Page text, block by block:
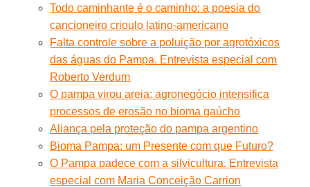
Todo caminhante é o caminho: a poesia do
cancioneiro crioulo latino-americano
Falta controle sobre a poluição por agrotóxicos
das águas do Pampa. Entrevista especial com
Roberto Verdum
O pampa virou areia: agronegócio intensifica
processos de erosão no bioma gaúcho
Aliança pela proteção do pampa argentino
Bioma Pampa: um Presente com que Futuro?
O Pampa padece com a silvicultura. Entrevista
especial com Maria Conceição Carrion